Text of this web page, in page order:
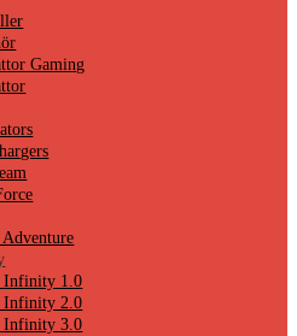
Gaming
Adventure
Infinity 1.0
Infinity 2.0
Infinity 3.0